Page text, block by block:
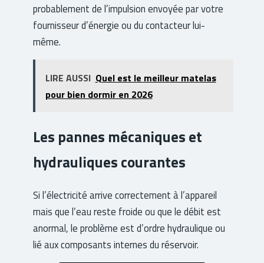
probablement de l’impulsion envoyée par votre
fournisseur d’énergie ou du contacteur lui-
même.
LIRE AUSSI Quel est le meilleur matelas
pour bien dormir en 2026
Les pannes mécaniques et
hydrauliques courantes
Si l’électricité arrive correctement à l’appareil
mais que l’eau reste froide ou que le débit est
anormal, le problème est d’ordre hydraulique ou
lié aux composants internes du réservoir.